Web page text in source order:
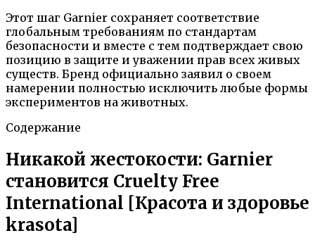
Этот шаг Garnier сохраняет соответствие
глобальным требованиям по стандартам
безопасности и вместе с тем подтверждает свою
позицию в защите и уважении прав всех живых
существ. Бренд официально заявил о своем
намерении полностью исключить любые формы
экспериментов на животных.
Содержание
Никакой жестокости: Garnier
становится Cruelty Free
International [Красота и здоровье
krasota]